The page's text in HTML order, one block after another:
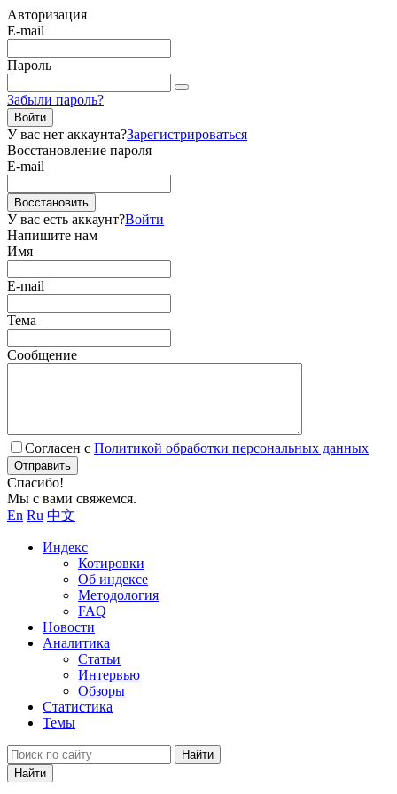
Авторизация
E-mail
Пароль
Забыли пароль?
Войти
У вас нет аккаунта?Зарегистрироваться
Восстановление пароля
E-mail
Восстановить
У вас есть аккаунт?Войти
Напишите нам
Имя
E-mail
Тема
Сообщение
Согласен с Политикой обработки персональных данных
Отправить
Спасибо!
Мы с вами свяжемся.
En Ru 中文
Индекс
Котировки
Об индексе
Методология
FAQ
Новости
Аналитика
Статьи
Интервью
Обзоры
Статистика
Темы
Найти
Найти